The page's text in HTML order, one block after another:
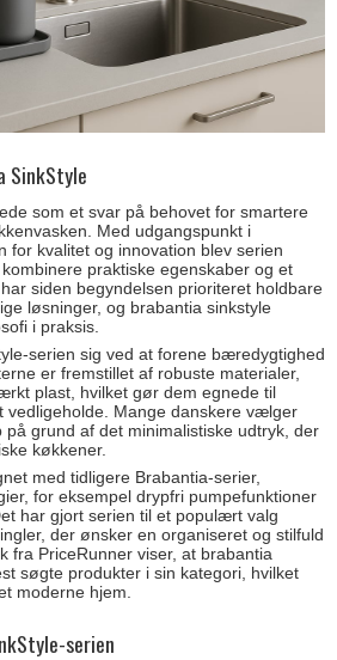
SinkStyle
som et svar på behovet for smartere
Med udgangspunkt i
for kvalitet og innovation blev serien
praktiske egenskaber og et
siden begyndelsen prioriteret holdbare
løsninger, og brabantia sinkstyle
i praksis.
serien sig ved at forene bæredygtighed
er fremstillet af robuste materialer,
plast, hvilket gør dem egnede til
vedligeholde. Mange danskere vælger
på grund af det minimalistiske udtryk, der
køkkener.
med tidligere Brabantia-serier,
for eksempel drypfri pumpefunktioner
har gjort serien til et populært valg
der ønsker en organiseret og stilfuld
fra PriceRunner viser, at brabantia
søgte produkter i sin kategori, hvilket
moderne hjem.
serien